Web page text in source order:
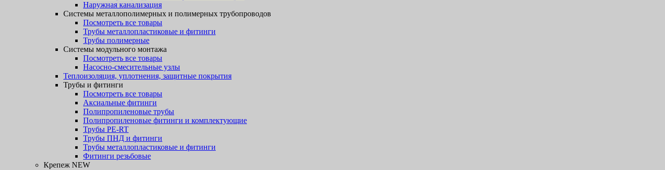
Наружная канализация
Системы металлополимерных и полимерных трубопроводов
Посмотреть все товары
Трубы металлопластиковые и фитинги
Трубы полимерные
Системы модульного монтажа
Посмотреть все товары
Насосно-смесительные узлы
Теплоизоляция, уплотнения, защитные покрытия
Трубы и фитинги
Посмотреть все товары
Аксиальные фитинги
Полипропиленовые трубы
Полипропиленовые фитинги и комплектующие
Трубы PE-RT
Трубы ПНД и фитинги
Трубы металлопластиковые и фитинги
Фитинги резьбовые
Крепеж NEW